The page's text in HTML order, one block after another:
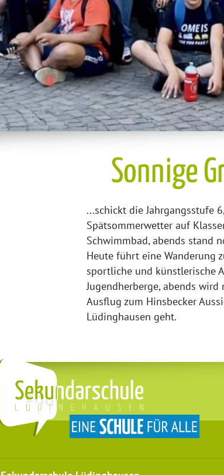
Sonnige
...schickt die Jahrgangsstufe
Spätsommerwetter auf
Schwimmbad, abends stand
Heute führt eine Wanderung
sportliche und künstlerische
Jugendherberge, abends
Ausflug zum Hinsbecker
Lüdinghausen geht.